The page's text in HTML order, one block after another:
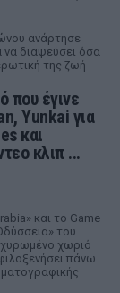
ανάρτησε
να διαψεύσει όσα
της ζωή
που έγινε
Yunkai για
και
κλιπ ...
και το Game
του
χωριό
πάνω